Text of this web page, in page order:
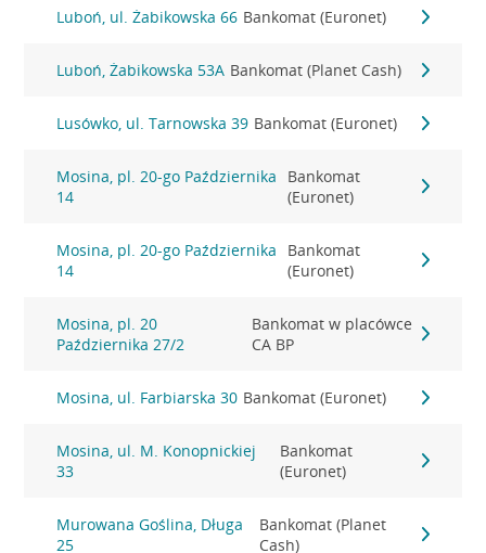
Luboń, ul. Żabikowska 66 Bankomat (Euronet)
Luboń, Żabikowska 53A Bankomat (Planet Cash)
Lusówko, ul. Tarnowska 39 Bankomat (Euronet)
Mosina, pl. 20-go Października
14
Bankomat
(Euronet)
Mosina, pl. 20-go Października
14
Bankomat
(Euronet)
Mosina, pl. 20
Października 27/2
Bankomat w placówce
CA BP
Mosina, ul. Farbiarska 30 Bankomat (Euronet)
Mosina, ul. M. Konopnickiej
33
Bankomat
(Euronet)
Murowana Goślina, Długa
25
Bankomat (Planet
Cash)